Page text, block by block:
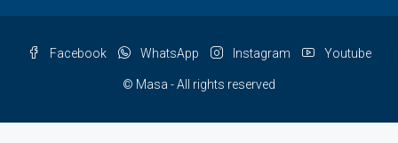
Facebook WhatsApp Instagram Youtube
© Masa - All rights reserved